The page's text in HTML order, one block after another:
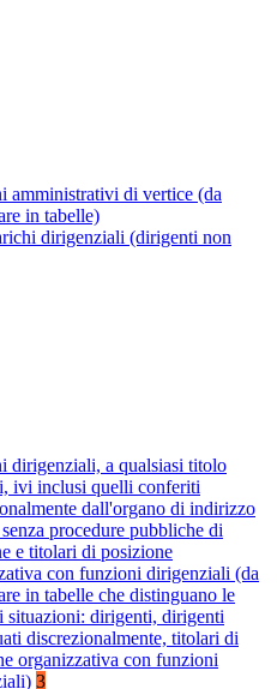
amministrativi di vertice (da
in tabelle)
dirigenziali (dirigenti non
dirigenziali, a qualsiasi titolo
ivi inclusi quelli conferiti
dall'organo di indirizzo
procedure pubbliche di
e titolari di posizione
con funzioni dirigenziali (da
in tabelle che distinguano le
situazioni: dirigenti, dirigenti
discrezionalmente, titolari di
organizzativa con funzioni
3